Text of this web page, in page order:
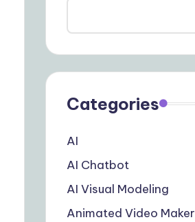
Categories
AI
AI Chatbot
AI Visual Modeling
Animated Video Maker